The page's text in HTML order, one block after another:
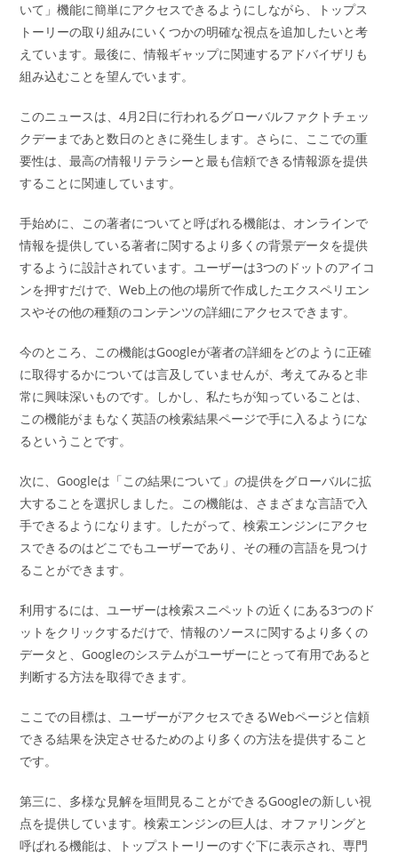
いて」機能に簡単にアクセスできるようにしながら、トップス
トーリーの取り組みにいくつかの明確な視点を追加したいと考
えています。最後に、情報ギャップに関連するアドバイザリも
組み込むことを望んでいます。
このニュースは、4月2日に行われるグローバルファクトチェッ
クデーまであと数日のときに発生します。さらに、ここでの重
要性は、最高の情報リテラシーと最も信頼できる情報源を提供
することに関連しています。
手始めに、この著者についてと呼ばれる機能は、オンラインで
情報を提供している著者に関するより多くの背景データを提供
するように設計されています。ユーザーは3つのドットのアイコ
ンを押すだけで、Web上の他の場所で作成したエクスペリエン
スやその他の種類のコンテンツの詳細にアクセスできます。
今のところ、この機能はGoogleが著者の詳細をどのように正確
に取得するかについては言及していませんが、考えてみると非
常に興味深いものです。しかし、私たちが知っていることは、
この機能がまもなく英語の検索結果ページで手に入るようにな
るということです。
次に、Googleは「この結果について」の提供をグローバルに拡
大することを選択しました。この機能は、さまざまな言語で入
手できるようになります。したがって、検索エンジンにアクセ
スできるのはどこでもユーザーであり、その種の言語を見つけ
ることができます。
利用するには、ユーザーは検索スニペットの近くにある3つのド
ットをクリックするだけで、情報のソースに関するより多くの
データと、Googleのシステムがユーザーにとって有用であると
判断する方法を取得できます。
ここでの目標は、ユーザーがアクセスできるWebページと信頼
できる結果を決定させるためのより多くの方法を提供すること
です。
第三に、多様な見解を垣間見ることができるGoogleの新しい視
点を提供しています。検索エンジンの巨人は、オファリングと
呼ばれる機能は、トップストーリーのすぐ下に表示され、専門